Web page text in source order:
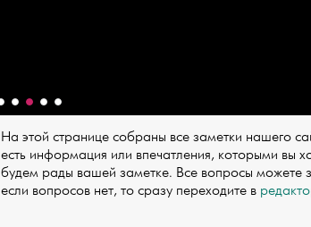
На этой странице собраны все заметки нашего
есть информация или впечатления, которыми вы
будем рады вашей заметке. Все вопросы можете
если вопросов нет, то сразу переходите в